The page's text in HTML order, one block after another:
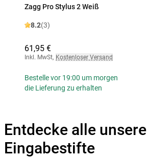
Zagg Pro Stylus 2 Weiß
8.2(3)
61,95 €
Inkl. MwSt, Kostenloser Versand
Bestelle vor 19:00 um morgen
die Lieferung zu erhalten
Entdecke alle unsere
Eingabestifte